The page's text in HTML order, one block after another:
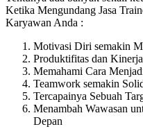
Ketika Mengundang Jasa
Karyawan Anda :
Motivasi Diri semakin
Produktifitas dan
Memahami Cara
Teamwork semakin
Tercapainya Sebuah
Menambah Wawasan
Depan